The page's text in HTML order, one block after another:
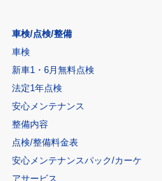
車検/点検/整備
車検
新車1・6月無料点検
法定1年点検
安心メンテナンス
整備内容
点検/整備料金表
安心メンテナンスパック/カーケ
アサービス